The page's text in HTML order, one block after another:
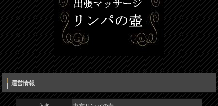
電話番号（必須）
メッセージ
メールアドレス
info@thubo.biz
URL
https://thubo.biz/
運営者名
宮田正晴
運営情報